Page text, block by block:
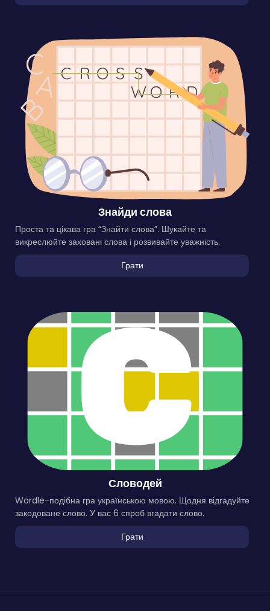
Знайди слова
Проста та цікава гра “Знайти слова”. Шукайте та
викреслюйте заховані слова і розвивайте уважність.
Грати
Словодей
Wordle-подібна гра українською мовою. Щодня відгадуйте
закодоване слово. У вас 6 спроб вгадати слово.
Грати